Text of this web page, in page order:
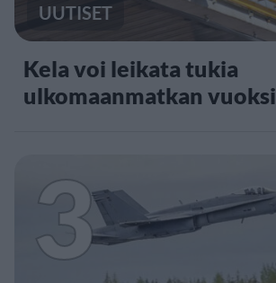
UUTISET
Kela voi leikata tukia
ulkomaanmatkan vuoksi
3